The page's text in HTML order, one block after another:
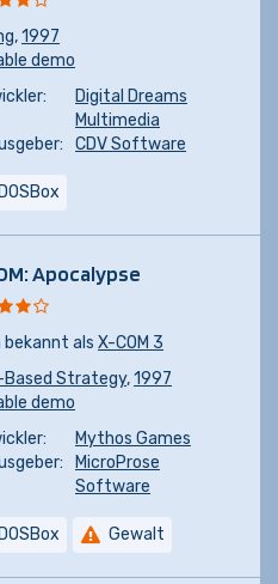
,1997
demo
Digital Dreams
Multimedia
CDV Software
DOSBox
Apocalypse
bekannt als X-COM 3
Based Strategy,1997
demo
Mythos Games
MicroProse
Software
DOSBox Gewalt